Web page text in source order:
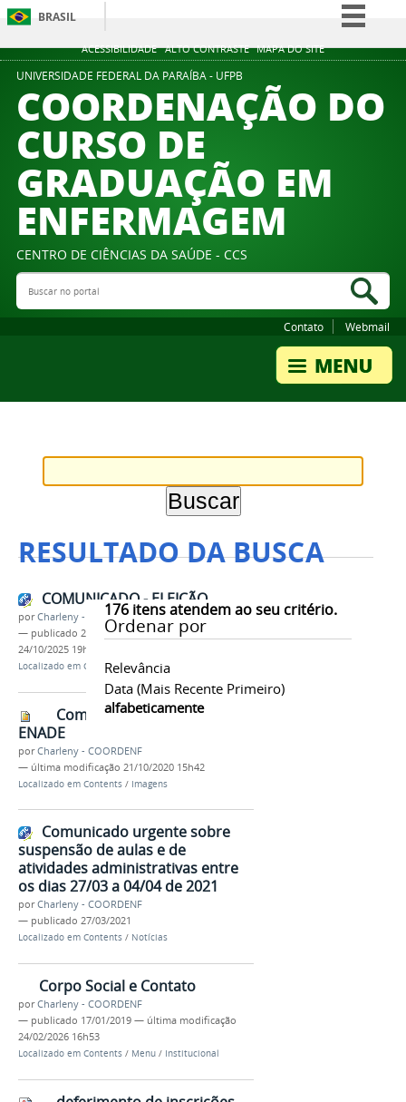
ACESSIBILIDADE ALTO CONTRASTE MAPA DO SITE
BRASIL
Simplifique!
Participe
Acesso à informação
Canais
UNIVERSIDADE FEDERAL DA PARAÍBA - UFPB
COORDENAÇÃO DO
CURSO DE
GRADUAÇÃO EM
ENFERMAGEM
CENTRO DE CIÊNCIAS DA SAÚDE - CCS
Buscar no portal
Contato Webmail
RESULTADO DA BUSCA
176itens atendem ao seu critério.
Ordenar por
Relevância
Data (mais Recente Primeiro)
alfabeticamente
COMUNICADO - ELEIÇÃO
porCharleny - COORDENF
— publicado 24/10/2025 —última modificação
24/10/2025 19h43
Localizado em Contents /Notícias
Comunicado do resultado
ENADE
porCharleny - COORDENF
— última modificação 21/10/2020 15h42
Localizado em Contents / Imagens
Comunicado urgente sobre
suspensão de aulas e de
atividades administrativas entre
os dias 27/03 a 04/04 de 2021
porCharleny - COORDENF
— publicado 27/03/2021
Localizado em Contents / Notícias
Corpo Social e Contato
porCharleny - COORDENF
— publicado 17/01/2019 — última modificação
24/02/2026 16h53
Localizado em Contents / Menu / Institucional